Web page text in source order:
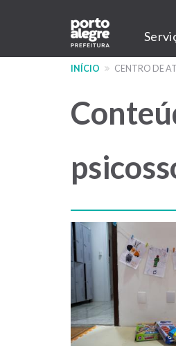
conteúdo
Main
navigation
INÍCIO CENTRO DE